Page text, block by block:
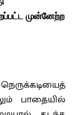
முன்னேற்ற
பாதையில்